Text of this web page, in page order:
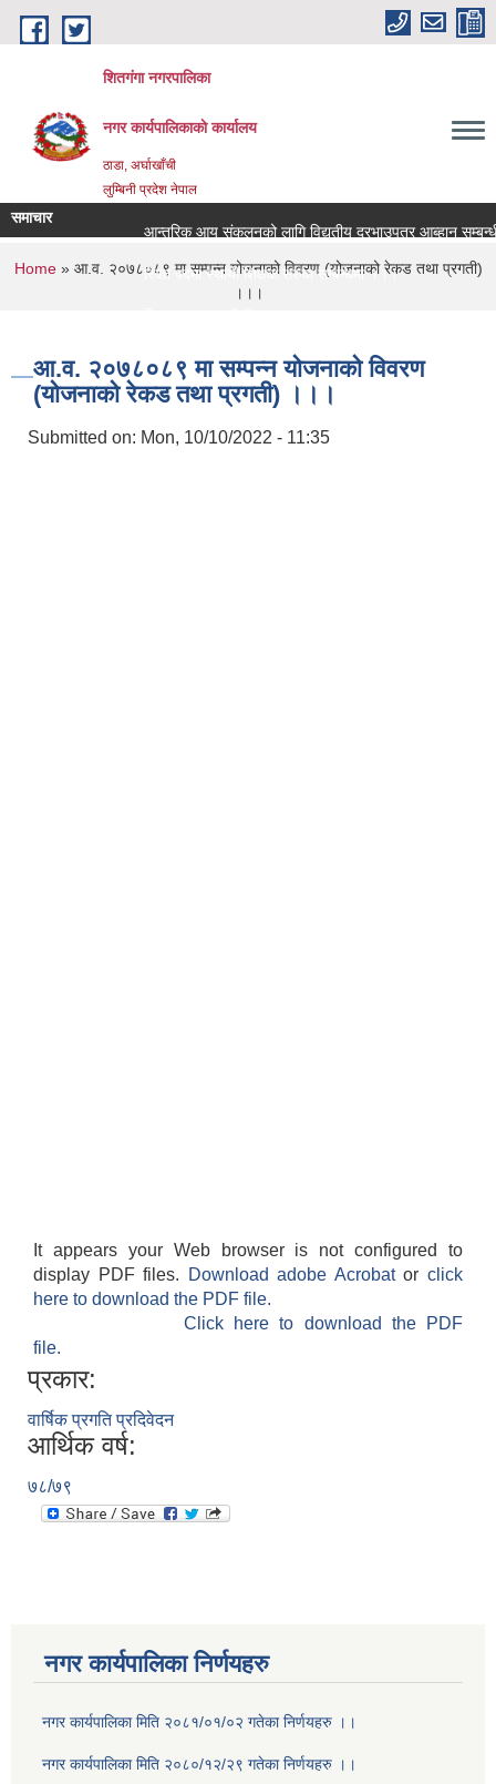
Skip to main content
शितगंगा नगरपालिका
नगर कार्यपालिकाकाे कार्यालय
ठाडा, अर्घाखाँची
लुम्बिनी प्रदेश नेपाल
समाचार
आन्तरिक आय संकलनको लागि विद्युतीय दरभाउपत्र आब्हान
रिक्त पदमा स्थायी शिक्षक सरुवा सम्बन्धमा ।।।
You are here
Home» आ.व. २०७८०८९ मा सम्पन्न योजनाको विवरण (योजनाको रेकड तथा प्रगती)
।।।
आ.व. २०७८०८९ मा सम्पन्न योजनाको विवरण
(योजनाको रेकड तथा प्रगती) ।।।
Submitted on: Mon, 10/10/2022 - 11:35
It appears your Web browser is not configured to
display PDF files.
Download adobe Acrobatorclick
here to download the PDF file.
Click here to download the PDF
file.
प्रकार:
वार्षिक प्रगति प्रदिवेदन
आर्थिक वर्ष:
७८/७९
नगर कार्यपालिका निर्णयहरु
नगर कार्यपालिका मिति २०८१/०१/०२ गतेका निर्णयहरु ।।
नगर कार्यपालिका मिति २०८०/१२/२९ गतेका निर्णयहरु ।।